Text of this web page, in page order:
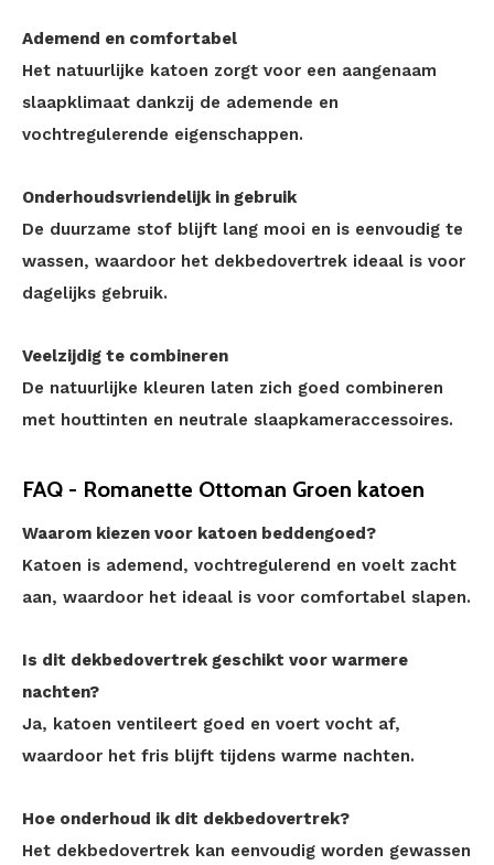
Ademend en comfortabel
Het natuurlijke katoen zorgt voor een aangenaam
slaapklimaat dankzij de ademende en
vochtregulerende eigenschappen.
Onderhoudsvriendelijk in gebruik
De duurzame stof blijft lang mooi en is eenvoudig te
wassen, waardoor het dekbedovertrek ideaal is voor
dagelijks gebruik.
Veelzijdig te combineren
De natuurlijke kleuren laten zich goed combineren
met houttinten en neutrale slaapkameraccessoires.
FAQ - Romanette Ottoman Groen katoen
Waarom kiezen voor katoen beddengoed?
Katoen is ademend, vochtregulerend en voelt zacht
aan, waardoor het ideaal is voor comfortabel slapen.
Is dit dekbedovertrek geschikt voor warmere
nachten?
Ja, katoen ventileert goed en voert vocht af,
waardoor het fris blijft tijdens warme nachten.
Hoe onderhoud ik dit dekbedovertrek?
Het dekbedovertrek kan eenvoudig worden gewassen